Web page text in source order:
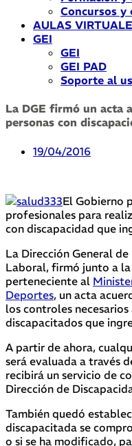
Concursos y
AULAS
GEI
GEI
GEI PAD
Soporte al
La DGE firmó un acta
personas con
19/04/2016
El Gobierno
profesionales para
con discapacidad que
La Dirección General de
Laboral, firmó junto a
perteneciente al
Deportes, un acta
los controles
discapacitados que
A partir de ahora,
será evaluada a través
recibirá un servicio de
Dirección de
También quedó
discapacitada se
o si se ha modificado,